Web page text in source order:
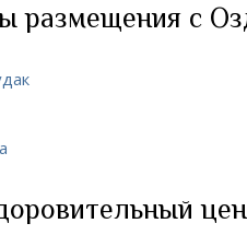
размещения с